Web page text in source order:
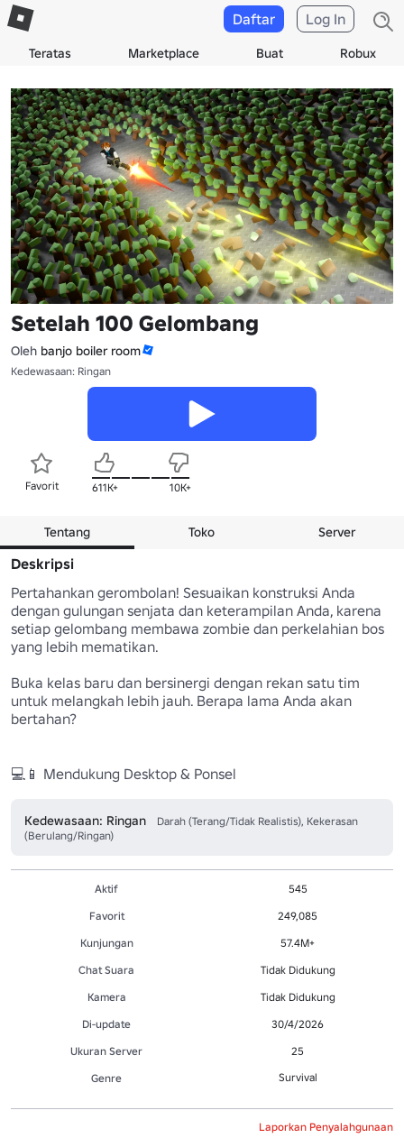
Teratas Marketplace Buat Robux
Daftar Log In
Setelah 100 Gelombang
Oleh banjo boiler room
Kedewasaan: Ringan
Favorit 611K+ 10K+
Tentang Toko Server
Deskripsi
Pertahankan gerombolan! Sesuaikan konstruksi Anda
dengan gulungan senjata dan keterampilan Anda, karena
setiap gelombang membawa zombie dan perkelahian bos
yang lebih mematikan.
Buka kelas baru dan bersinergi dengan rekan satu tim
untuk melangkah lebih jauh. Berapa lama Anda akan
bertahan?
💻📱 Mendukung Desktop & Ponsel
Kedewasaan: Ringan
Darah (Terang/Tidak Realistis), Kekerasan
(Berulang/Ringan)
Aktif
545
Favorit
249,085
Kunjungan
57.4M+
Chat Suara
Tidak Didukung
Kamera
Tidak Didukung
Di-update
30/4/2026
Ukuran Server
25
Genre
Survival
Laporkan Penyalahgunaan